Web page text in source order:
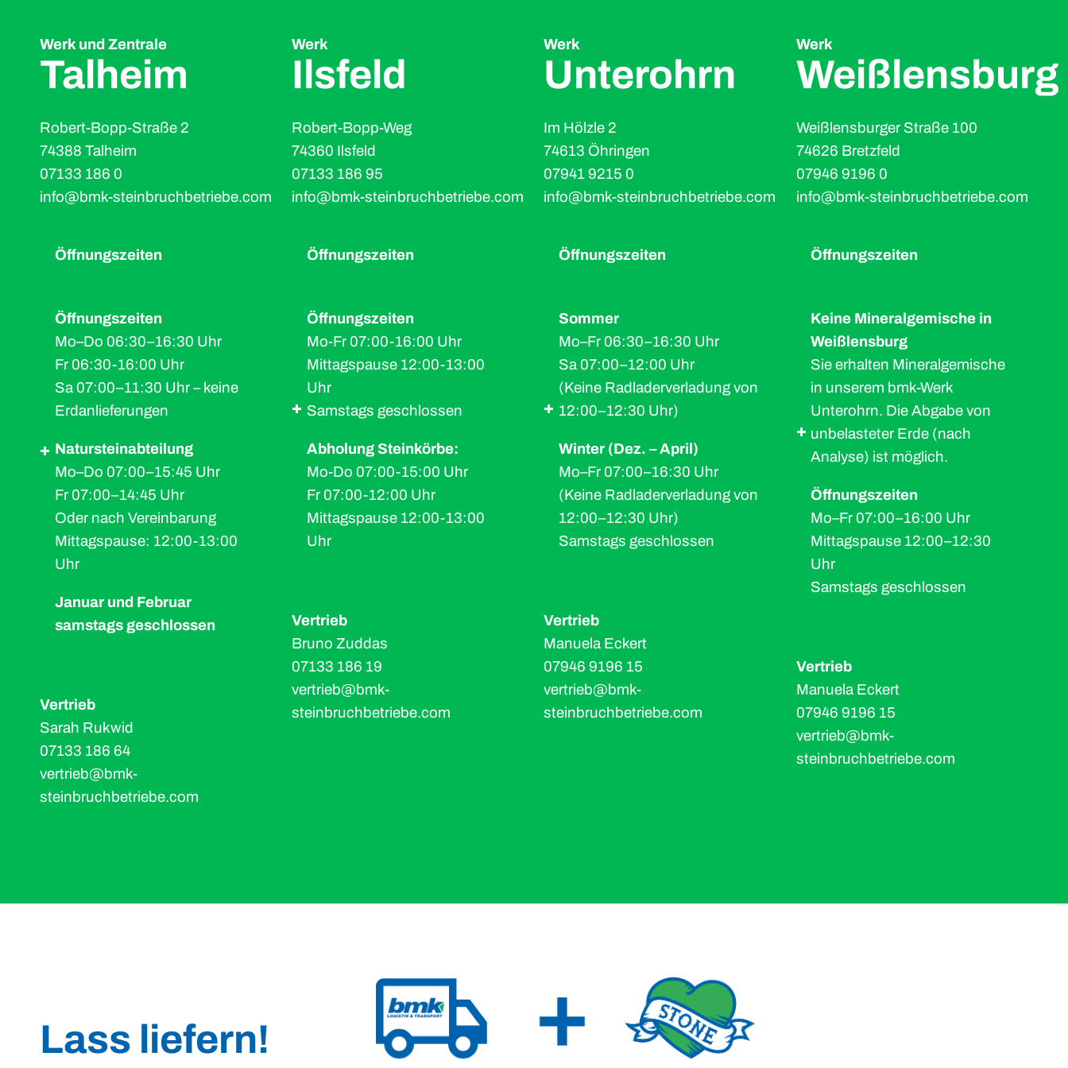
Werk und Zentrale
Talheim
Robert-Bopp-Straße 2
74388 Talheim
07133 186 0
info@bmk-steinbruchbetriebe.com
Öffnungszeiten
Öffnungszeiten
Mo–Do 06:30–16:30 Uhr
Fr 06:30-16:00 Uhr
Sa 07:00–11:30 Uhr – keine
Erdanlieferungen
Natursteinabteilung
Mo–Do 07:00–15:45 Uhr
Fr 07:00–14:45 Uhr
Oder nach Vereinbarung
Mittagspause: 12:00-13:00
Uhr
Januar und Februar
samstags geschlossen
Vertrieb
Sarah Rukwid
07133 186 64
vertrieb@bmk-
steinbruchbetriebe.com
Werk
Ilsfeld
Robert-Bopp-Weg
74360 Ilsfeld
07133 186 95
info@bmk-steinbruchbetriebe.com
Öffnungszeiten
Öffnungszeiten
Mo-Fr 07:00-16:00 Uhr
Mittagspause 12:00-13:00
Uhr
Samstags geschlossen
Abholung Steinkörbe:
Mo-Do 07:00-15:00 Uhr
Fr 07:00-12:00 Uhr
Mittagspause 12:00-13:00
Uhr
Vertrieb
Bruno Zuddas
07133 186 19
vertrieb@bmk-
steinbruchbetriebe.com
Werk
Unterohrn
Im Hölzle 2
74613 Öhringen
07941 9215 0
info@bmk-steinbruchbetriebe.com
Öffnungszeiten
Sommer
Mo–Fr 06:30–16:30 Uhr
Sa 07:00–12:00 Uhr
(Keine Radladerverladung von
12:00–12:30 Uhr)
Winter (Dez. – April)
Mo–Fr 07:00–16:30 Uhr
(Keine Radladerverladung von
12:00–12:30 Uhr)
Samstags geschlossen
Vertrieb
Manuela Eckert
07946 9196 15
vertrieb@bmk-
steinbruchbetriebe.com
Werk
Weißlensburg
Weißlensburger Straße 100
74626 Bretzfeld
07946 9196 0
info@bmk-steinbruchbetriebe.com
Öffnungszeiten
Keine Mineralgemische in
Weißlensburg
Sie erhalten Mineralgemische
in unserem bmk-Werk
Unterohrn. Die Abgabe von
unbelasteter Erde (nach
Analyse) ist möglich.
Öffnungszeiten
Mo–Fr 07:00–16:00 Uhr
Mittagspause 12:00–12:30
Uhr
Samstags geschlossen
Vertrieb
Manuela Eckert
07946 9196 15
vertrieb@bmk-
steinbruchbetriebe.com
Lass liefern!